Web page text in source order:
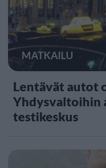
MATKAILU
Lentävät autot
Yhdysvaltoihin
testikeskus